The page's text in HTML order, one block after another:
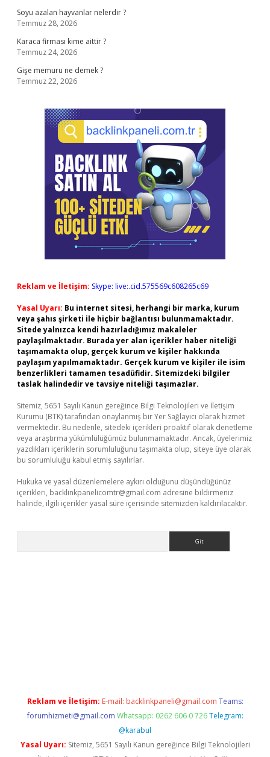
Soyu azalan hayvanlar nelerdir ?
Temmuz 28, 2026
Karaca firması kime aittir ?
Temmuz 24, 2026
Gişe memuru ne demek ?
Temmuz 22, 2026
Reklam ve İletişim: Skype: live:.cid.575569c608265c69
Yasal Uyarı: Bu internet sitesi, herhangi bir marka, kurum
veya şahıs şirketi ile hiçbir bağlantısı bulunmamaktadır.
Sitede yalnızca kendi hazırladığımız makaleler
paylaşılmaktadır. Burada yer alan içerikler haber niteliği
taşımamakta olup, gerçek kurum ve kişiler hakkında
paylaşım yapılmamaktadır. Gerçek kurum ve kişiler ile isim
benzerlikleri tamamen tesadüfidir. Sitemizdeki bilgiler
taslak halindedir ve tavsiye niteliği taşımazlar.
Sitemiz, 5651 Sayılı Kanun gereğince Bilgi Teknolojileri ve İletişim
Kurumu (BTK) tarafından onaylanmış bir Yer Sağlayıcı olarak hizmet
vermektedir. Bu nedenle, sitedeki içerikleri proaktif olarak denetleme
veya araştırma yükümlülüğümüz bulunmamaktadır. Ancak, üyelerimiz
yazdıkları içeriklerin sorumluluğunu taşımakta olup, siteye üye olarak
bu sorumluluğu kabul etmiş sayılırlar.
Hukuka ve yasal düzenlemelere aykırı olduğunu düşündüğünüz
içerikleri, backlinkpanelicomtr@gmail.com adresine bildirmeniz
halinde, ilgili içerikler yasal süre içerisinde sitemizden kaldırılacaktır.
Reklam ve İletişim: E-mail: backlinkpaneli@gmail.com Teams:
forumhizmeti@gmail.com Whatsapp: 0262 606 0 726 Telegram:
@karabul
Yasal Uyarı: Sitemiz, 5651 Sayılı Kanun gereğince Bilgi Teknolojileri